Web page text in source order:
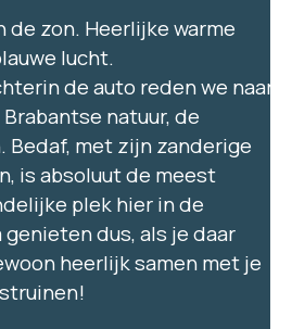
de zon. Heerlijke warme
lucht.
de auto reden we naar
natuur, de
Bedaf, met zijn zanderige
is absoluut de meest
plek hier in de
dus, als je daar
heerlijk samen met je